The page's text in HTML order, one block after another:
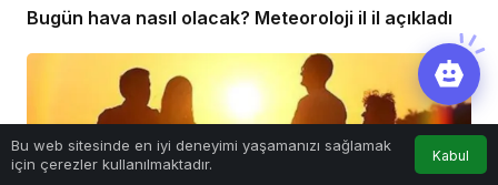
Bugün hava nasıl olacak? Meteoroloji il il açıkladı
Bu web sitesinde en iyi deneyimi yaşamanızı sağlamak
için çerezler kullanılmaktadır.
Kabul